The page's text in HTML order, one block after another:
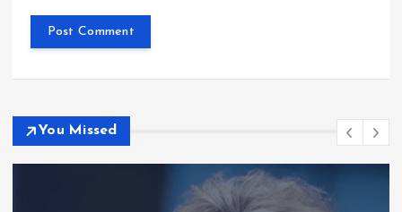
You Missed